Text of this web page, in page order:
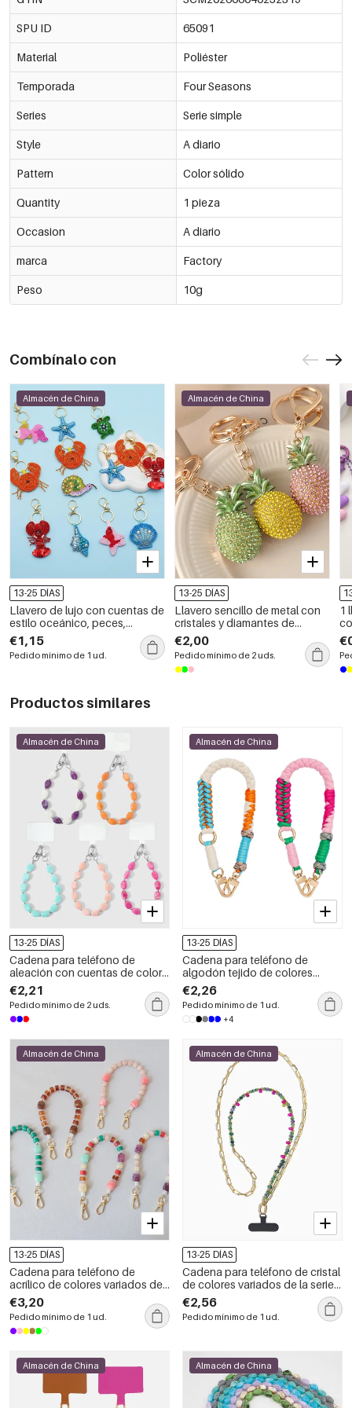
€0,17
65091-232333 €0,17
Pedido mínimo de 2 uds.
€0,17
Q €0,17
65091-232336 €0,17
Pedido mínimo de 2 uds.
€0,17
SPU ID 65091
Material Poliéster
Temporada Four Seasons
Series Serie simple
Style A diario
Pattern Color sólido
Quantity 1 pieza
Occasion A diario
marca Factory
Peso 10g
Combínalo con
Almacén de China
13-25 DÍAS
Llavero de lujo con cuentas de
estilo oceánico, peces,
estrellas de mar y perlas
artificiales, inspirado en
dibujos animados de animales
€1,15
Pedido mínimo de 1 ud.
Almacén de China
13-25 DÍAS
Llavero sencillo de metal con
cristales y diamantes de
imitación, estilo casual, con
diseño de frutas.
€2,00
Pedido mínimo de 2 uds.
1
Productos similares
Almacén de China
13-25 DÍAS
Cadena para teléfono de
aleación con cuentas de color
sólido de la serie Simple Daily
€2,21
Pedido mínimo de 2 uds.
Almacén de China
13-25 DÍAS
Cadena para teléfono de
algodón tejido de colores
variados de la serie Simple
Casual Twist
€2,26
Pedido mínimo de 1 ud.
+4
Almacén de China
13-25 DÍAS
Cadena para teléfono de
acrílico de colores variados de
la serie Simple Daily Beads
€3,20
Pedido mínimo de 1 ud.
Almacén de China
13-25 DÍAS
Cadena para teléfono de cristal
de colores variados de la serie
Simple Daily Key Beads
€2,56
Pedido mínimo de 1 ud.
Almacén de China Almacén de China